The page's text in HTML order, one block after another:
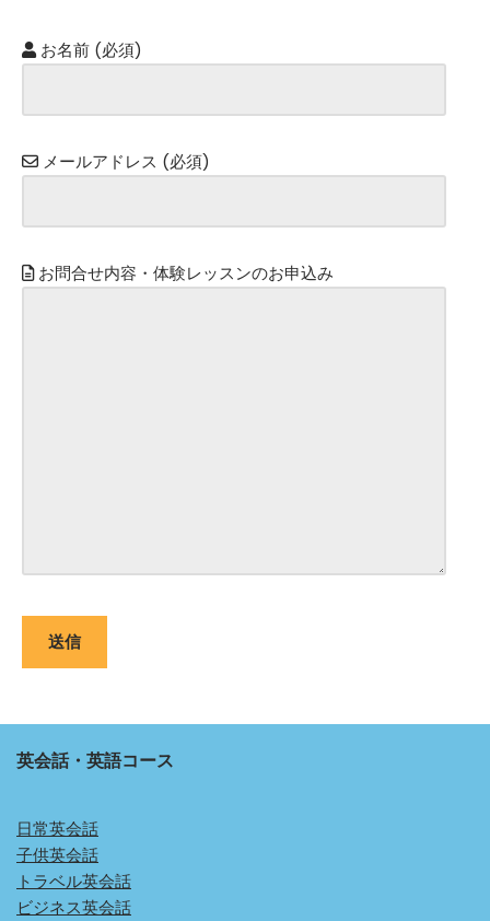
お名前 (必須)
メールアドレス (必須)
お問合せ内容・体験レッスンのお申込み
英会話・英語コース
日常英会話
子供英会話
トラベル英会話
ビジネス英会話